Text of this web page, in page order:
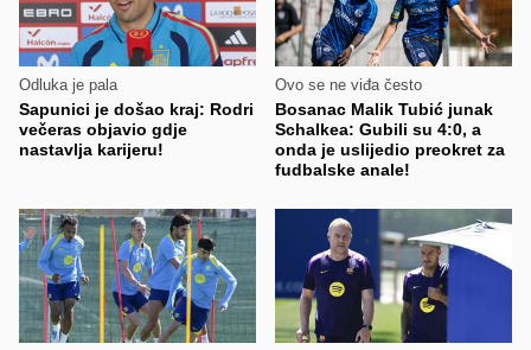
Odluka je pala
Sapunici je došao kraj: Rodri
večeras objavio gdje
nastavlja karijeru!
Ovo se ne viđa često
Bosanac Malik Tubić junak
Schalkea: Gubili su 4:0, a
onda je uslijedio preokret za
fudbalske anale!